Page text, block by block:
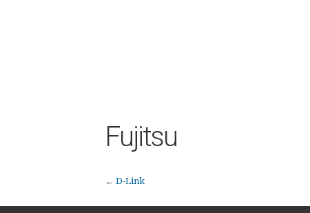
Fujitsu
← D-Link